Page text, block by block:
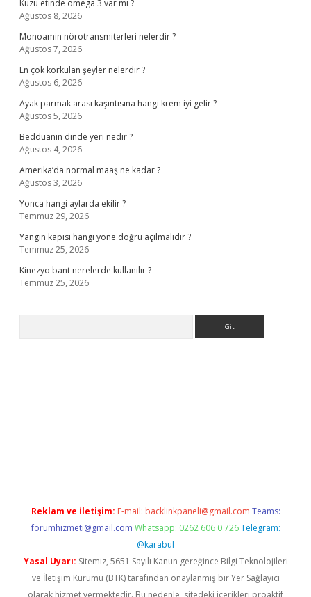
Kuzu etinde omega 3 var mı ?
Ağustos 8, 2026
Monoamin nörotransmiterleri nelerdir ?
Ağustos 7, 2026
En çok korkulan şeyler nelerdir ?
Ağustos 6, 2026
Ayak parmak arası kaşıntısına hangi krem iyi gelir ?
Ağustos 5, 2026
Bedduanın dinde yeri nedir ?
Ağustos 4, 2026
Amerika’da normal maaş ne kadar ?
Ağustos 3, 2026
Yonca hangi aylarda ekilir ?
Temmuz 29, 2026
Yangın kapısı hangi yöne doğru açılmalıdır ?
Temmuz 25, 2026
Kinezyo bant nerelerde kullanılır ?
Temmuz 25, 2026
Reklam ve İletişim: E-mail: backlinkpaneli@gmail.com Teams:
forumhizmeti@gmail.com Whatsapp: 0262 606 0 726 Telegram:
@karabul
Yasal Uyarı: Sitemiz, 5651 Sayılı Kanun gereğince Bilgi Teknolojileri
ve İletişim Kurumu (BTK) tarafından onaylanmış bir Yer Sağlayıcı
olarak hizmet vermektedir. Bu nedenle, sitedeki içerikleri proaktif